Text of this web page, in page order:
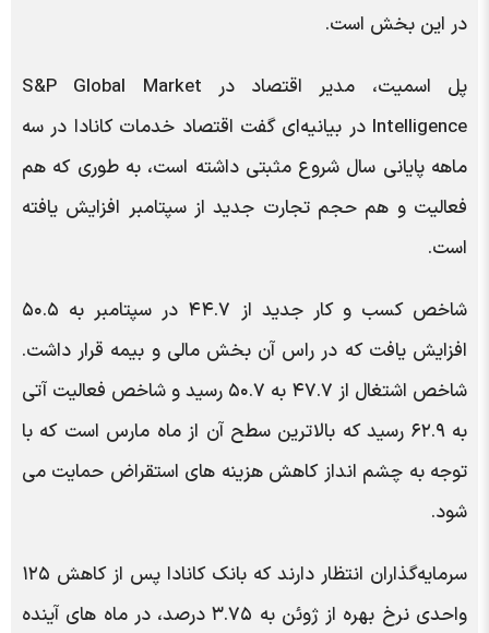
در این بخش است.
پل اسمیت، مدیر اقتصاد در S&P Global Market
Intelligence در بیانیه‌ای گفت اقتصاد خدمات کانادا در سه
ماهه پایانی سال شروع مثبتی داشته است، به طوری که هم
فعالیت و هم حجم تجارت جدید از سپتامبر افزایش یافته
است.
شاخص کسب و کار جدید از ۴۴.۷ در سپتامبر به ۵۰.۵
افزایش یافت که در راس آن بخش مالی و بیمه قرار داشت.
شاخص اشتغال از ۴۷.۷ به ۵۰.۷ رسید و شاخص فعالیت آتی
به ۶۲.۹ رسید که بالاترین سطح آن از ماه مارس است که با
توجه به چشم انداز کاهش هزینه های استقراض حمایت می
شود.
سرمایه‌گذاران انتظار دارند که بانک کانادا پس از کاهش ۱۲۵
واحدی نرخ بهره از ژوئن به ۳.۷۵ درصد، در ماه های آینده